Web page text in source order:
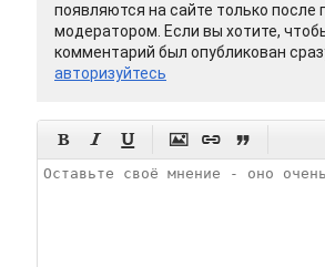
появляются на сайте только после
модератором. Если вы хотите,
комментарий был опубликован
авторизуйтесь
     